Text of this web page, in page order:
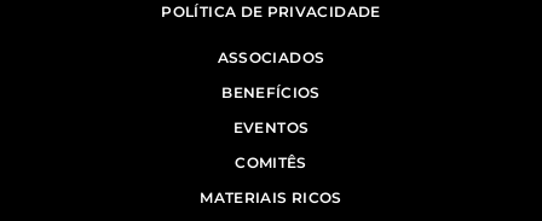
POLÍTICA DE PRIVACIDADE
ASSOCIADOS
BENEFÍCIOS
EVENTOS
COMITÊS
MATERIAIS RICOS